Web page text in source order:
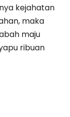
kejahatan
maka
maju
ribuan